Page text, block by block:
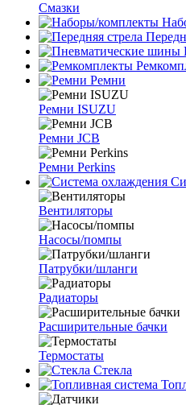
Смазки
Ремни
Ремни ISUZU
Ремни JCB
Ремни Perkins
Вентиляторы
Насосы/помпы
Патрубки/шланги
Радиаторы
Расширительные бачки
Термостаты
Стекла